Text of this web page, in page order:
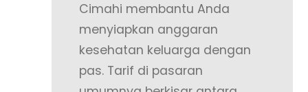
Cimahi membantu Anda
menyiapkan anggaran
kesehatan keluarga dengan
pas. Tarif di pasaran